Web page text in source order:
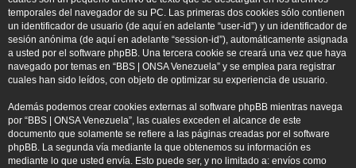
temporales del navegador de su PC. Las primeras dos cookies sólo contienen
un identificador de usuario (de aquí en adelante “user-id”) y un identificador de
sesión anónima (de aquí en adelante “session-id”), automáticamente asignada
a usted por el software phpBB. Una tercera cookie se creará una vez que haya
navegado por temas en “BBS | ONSA Venezuela” y se emplea para registrar
cuales han sido leídos, con objeto de optimizar su experiencia de usuario.
Además podemos crear cookies externas al software phpBB mientras navega
por “BBS | ONSA Venezuela”, las cuales exceden el alcance de este
documento que solamente se refiere a las páginas creadas por el software
phpBB. La segunda vía mediante la que obtenemos su información es
mediante lo que usted envía. Esto puede ser, y no limitado a: envíos como